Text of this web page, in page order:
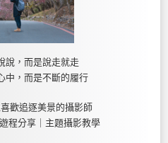
說，而是說走就走
中，而是不斷的履行
歡追逐美景的攝影師
程分享｜主題攝影教學